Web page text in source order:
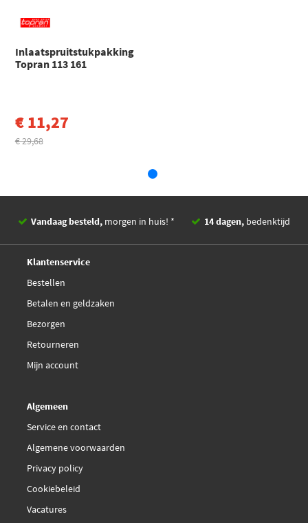
Payen JD6042
Audi
A3 Sportback (8PA) (2004 - 2015)
Audi
A4
A4 B7 (8EC) (2004 - 2009)
Inlaatspruitstukpakking
Topran 113 161
€ 11,27
€ 29,68
Vandaag besteld, morgen in huis! * 14 dagen, bedenktijd
Klantenservice
Bestellen
Betalen en geldzaken
Bezorgen
Retourneren
Mijn account
Algemeen
Service en contact
Algemene voorwaarden
Privacy policy
Cookiebeleid
Vacatures